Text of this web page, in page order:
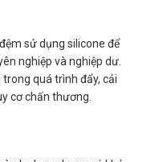
sử dụng silicone để
nghiệp và nghiệp dư.
quá trình đẩy, cải
cơ chấn thương.